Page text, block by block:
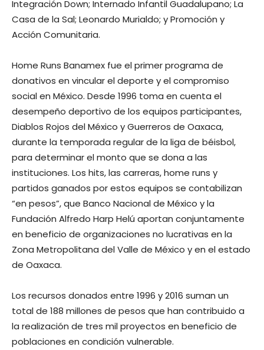
Integración Down; Internado Infantil Guadalupano; La
Casa de la Sal; Leonardo Murialdo; y Promoción y
Acción Comunitaria.
Home Runs Banamex fue el primer programa de
donativos en vincular el deporte y el compromiso
social en México. Desde 1996 toma en cuenta el
desempeño deportivo de los equipos participantes,
Diablos Rojos del México y Guerreros de Oaxaca,
durante la temporada regular de la liga de béisbol,
para determinar el monto que se dona a las
instituciones. Los hits, las carreras, home runs y
partidos ganados por estos equipos se contabilizan
“en pesos”, que Banco Nacional de México y la
Fundación Alfredo Harp Helú aportan conjuntamente
en beneficio de organizaciones no lucrativas en la
Zona Metropolitana del Valle de México y en el estado
de Oaxaca.
Los recursos donados entre 1996 y 2016 suman un
total de 188 millones de pesos que han contribuido a
la realización de tres mil proyectos en beneficio de
poblaciones en condición vulnerable.